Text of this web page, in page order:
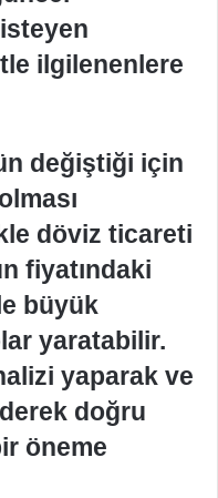
ilgilenenlere
değiştiği için
döviz ticareti
fiyatındaki
büyük
yaratabilir.
yaparak ve
doğru
öneme